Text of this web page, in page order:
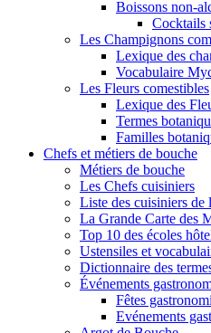
Boissons non-
Cocktails
Les Champignons
Lexique des
Vocabulaire
Les Fleurs comestibles
Lexique des
Termes
Familles
Chefs et métiers de bouche
Métiers de bouche
Les Chefs cuisiniers
Liste des cuisiniers de
La Grande Carte des
Top 10 des écoles
Ustensiles et
Dictionnaire des
Événements
Fêtes
Evénements